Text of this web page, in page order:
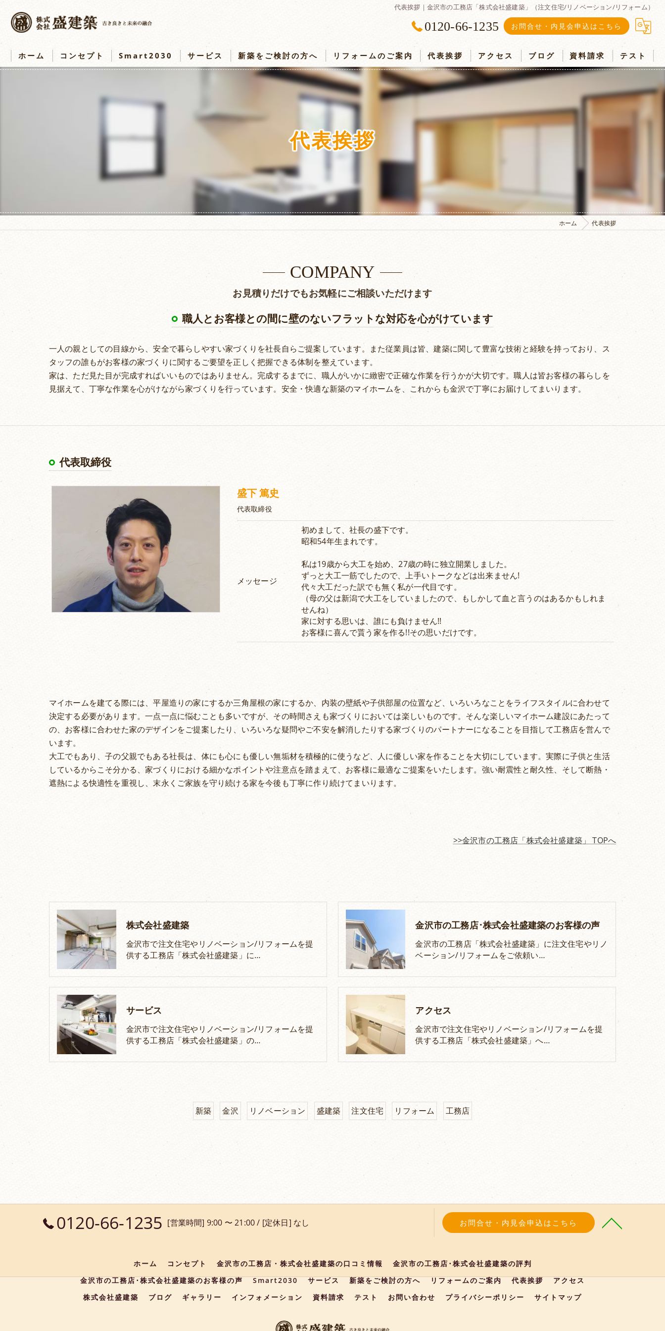
代表挨拶｜金沢市の工務店「株式会社盛建築」（注文住宅/リノベーション/リフォーム）
0120-66-1235 お問合せ・内見会申込はこちら
ホーム コンセプト Smart2030 サービス 新築をご検討の方へ リフォームのご案内 代表挨拶 アクセス ブログ 資料請求 テスト
代表挨拶
ホーム 代表挨拶
お見積りだけでもお気軽にご相談いただけます
COMPANY
職人とお客様との間に壁のないフラットな対応を心がけています
一人の親としての目線から、安全で暮らしやすい家づくりを社長自らご提案しています。また従業員は皆、建築に関して豊富な技術と経験を持っており、ス
タッフの誰もがお客様の家づくりに関するご要望を正しく把握できる体制を整えています。
家は、ただ見た目が完成すればいいものではありません。完成するまでに、職人がいかに緻密で正確な作業を行うかが大切です。職人は皆お客様の暮らしを
見据えて、丁寧な作業を心がけながら家づくりを行っています。安全・快適な新築のマイホームを、これからも金沢で丁寧にお届けしてまいります。
代表取締役
盛下 篤史
代表取締役
メッセージ
初めまして、社長の盛下です。
昭和54年生まれです。
私は19歳から大工を始め、27歳の時に独立開業しました。
ずっと大工一筋でしたので、上手いトークなどは出来ません!
代々大工だった訳でも無く私が一代目です。
（母の父は新潟で大工をしていましたので、もしかして血と言うのはあるかもしれま
せんね）
家に対する思いは、誰にも負けません!!
お客様に喜んで貰う家を作る!!その思いだけです。
マイホームを建てる際には、平屋造りの家にするか三角屋根の家にするか、内装の壁紙や子供部屋の位置など、いろいろなことをライフスタイルに合わせて
決定する必要があります。一点一点に悩むことも多いですが、その時間さえも家づくりにおいては楽しいものです。そんな楽しいマイホーム建設にあたって
の、お客様に合わせた家のデザインをご提案したり、いろいろな疑問やご不安を解消したりする家づくりのパートナーになることを目指して工務店を営んで
います。
大工でもあり、子の父親でもある社長は、体にも心にも優しい無垢材を積極的に使うなど、人に優しい家を作ることを大切にしています。実際に子供と生活
しているからこそ分かる、家づくりにおける細かなポイントや注意点を踏まえて、お客様に最適なご提案をいたします。強い耐震性と耐久性、そして断熱・
遮熱による快適性を重視し、末永くご家族を守り続ける家を今後も丁寧に作り続けてまいります。
>>金沢市の工務店「株式会社盛建築」 TOPへ
株式会社盛建築
金沢市で注文住宅やリノベーション/リフォームを提
供する工務店「株式会社盛建築」に…
金沢市の工務店･株式会社盛建築のお客様の声
金沢市の工務店「株式会社盛建築」に注文住宅やリノ
ベーション/リフォームをご依頼い…
サービス
金沢市で注文住宅やリノベーション/リフォームを提
供する工務店「株式会社盛建築」の…
アクセス
金沢市で注文住宅やリノベーション/リフォームを提
供する工務店「株式会社盛建築」へ…
新築 金沢 リノベーション 盛建築 注文住宅 リフォーム 工務店
0120-66-1235 [営業時間] 9:00 〜 21:00 / [定休日] なし お問合せ・内見会申込はこちら
ホーム コンセプト 金沢市の工務店・株式会社盛建築の口コミ情報
金沢市の工務店･株式会社盛建築の評判
金沢市の工務店･株式会社盛建築のお客様の声
Smart2030 サービス 新築をご検討の方へ リフォームのご案内 代表挨拶
アクセス
株式会社盛建築
ブログ ギャラリー インフォメーション 資料請求 テスト お問い合わせ プライバシーポリシー サイトマップ